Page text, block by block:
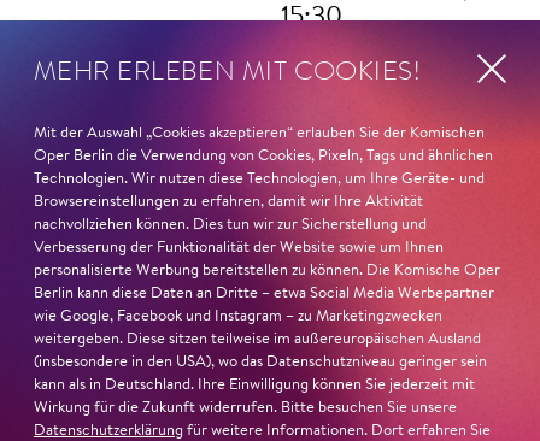
15:30
15:30
Sa 15. Mai
14:00 -
15:30
Sa 29. Mai 14:00 -
MEHR ERLEBEN MIT COOKIES!
Mit der Auswahl „Cookies akzeptieren“ erlauben Sie der Komischen
Oper Berlin die Verwendung von Cookies, Pixeln, Tags und ähnlichen
Technologien. Wir nutzen diese Technologien, um Ihre Geräte- und
Browsereinstellungen zu erfahren, damit wir Ihre Aktivität
nachvollziehen können. Dies tun wir zur Sicherstellung und
Verbesserung der Funktionalität der Website sowie um Ihnen
personalisierte Werbung bereitstellen zu können. Die Komische Oper
Berlin kann diese Daten an Dritte – etwa Social Media Werbepartner
wie Google, Facebook und Instagram – zu Marketingzwecken
weitergeben. Diese sitzen teilweise im außereuropäischen Ausland
(insbesondere in den USA), wo das Datenschutzniveau geringer sein
kann als in Deutschland. Ihre Einwilligung können Sie jederzeit mit
Wirkung für die Zukunft widerrufen. Bitte besuchen Sie unsere
Datenschutzerklärung für weitere Informationen. Dort erfahren Sie